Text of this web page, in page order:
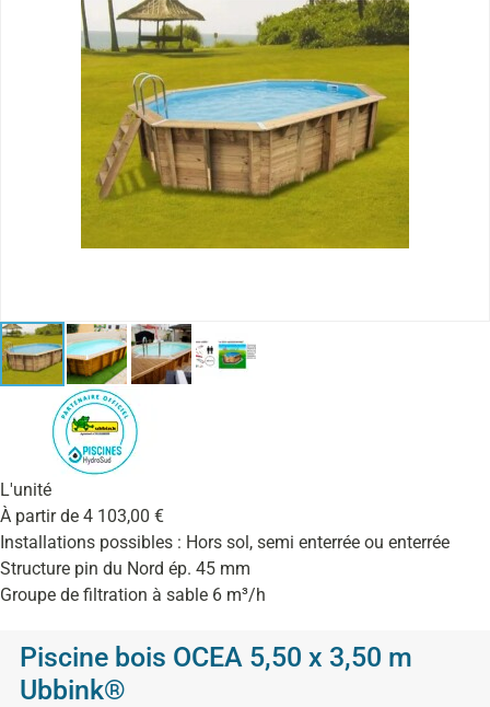
L'unité
À partir de 4 103,00 €
Installations possibles : Hors sol, semi enterrée ou enterrée
Structure pin du Nord ép. 45 mm
Groupe de filtration à sable 6 m³/h
Piscine bois OCEA 5,50 x 3,50 m
Ubbink®